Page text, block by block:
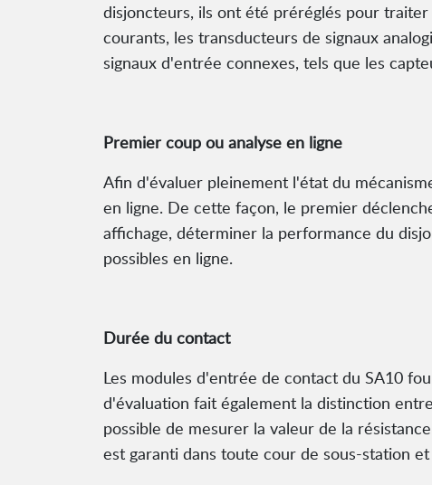
disjoncteurs, ils ont été préréglés pour
courants, les transducteurs de signaux
signaux d'entrée connexes, tels que les
Premier coup ou analyse en ligne
Afin d'évaluer pleinement l'état du
en ligne. De cette façon, le premier
affichage, déterminer la performance du
possibles en ligne.
Durée du contact
Les modules d'entrée de contact du SA10
d'évaluation fait également la distinction
possible de mesurer la valeur de la
est garanti dans toute cour de sous-station